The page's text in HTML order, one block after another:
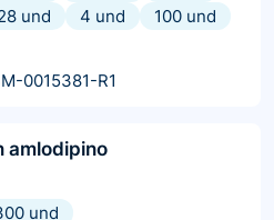
und 4 und
100 und
0015381-R1
amlodipino
und